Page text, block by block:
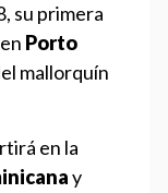
su primera
Porto
mallorquín
en la
y